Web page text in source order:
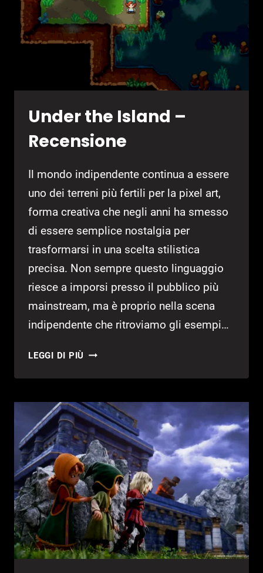
Under the Island –
Recensione
Il mondo indipendente continua a essere
uno dei terreni più fertili per la pixel art,
forma creativa che negli anni ha smesso
di essere semplice nostalgia per
trasformarsi in una scelta stilistica
precisa. Non sempre questo linguaggio
riesce a imporsi presso il pubblico più
mainstream, ma è proprio nella scena
indipendente che ritroviamo gli esempi…
LEGGI DI PIÙ UNDER
RECENSIONE